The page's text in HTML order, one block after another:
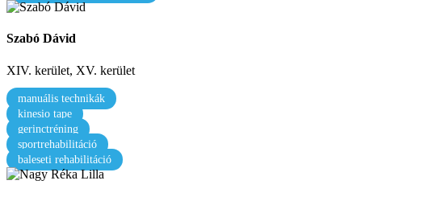
Szabó Dávid
XIV. kerület, XV. kerület
manuális technikák
kinesio tape
gerinctréning
sportrehabilitáció
baleseti rehabilitáció